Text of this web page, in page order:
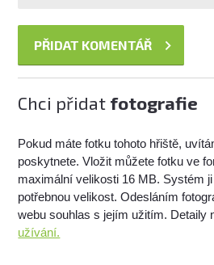
Chci přidat fotografie
Pokud máte fotku tohoto hřiště,
poskytnete. Vložit můžete fotku ve
maximální velikosti 16 MB. Systém
potřebnou velikost. Odesláním
webu souhlas s jejím užitím. Detaily
užívání.